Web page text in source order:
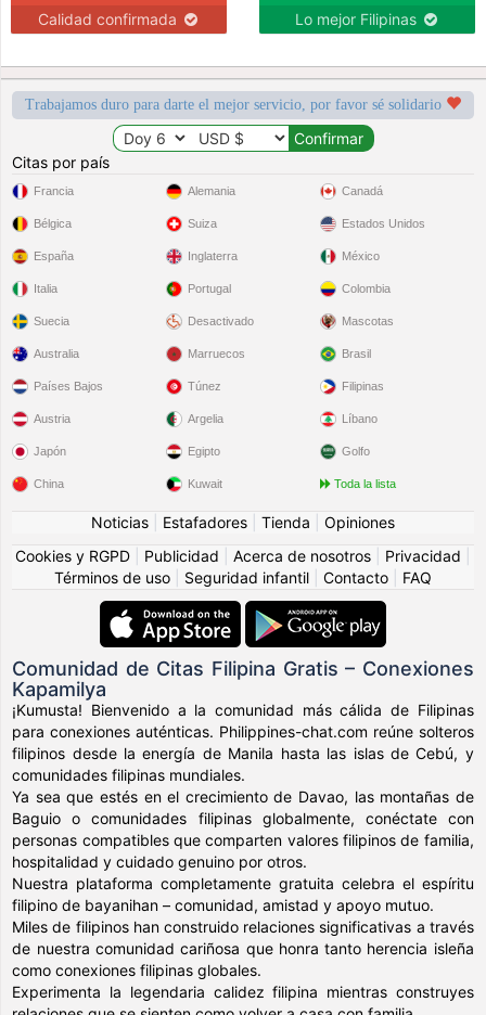
Calidad confirmada Lo mejor Filipinas
Trabajamos duro para darte el mejor servicio, por favor sé solidario
Citas por país
Francia
Bélgica
España
Italia
Suecia
Alemania
Suiza
Inglaterra
Portugal
Desactivado
Canadá
Estados Unidos
México
Colombia
Mascotas
Australia
Países Bajos
Austria
Japón
China
Marruecos
Túnez
Argelia
Egipto
Kuwait
Brasil
Filipinas
Líbano
Golfo
Toda la lista
Noticias Estafadores Tienda
Opiniones
Cookies y RGPD
Publicidad Acerca de nosotros Privacidad
Términos de uso
Seguridad infantil Contacto FAQ
Comunidad de Citas Filipina Gratis – Conexiones
Kapamilya
¡Kumusta! Bienvenido a la comunidad más cálida de Filipinas
para conexiones auténticas. Philippines-chat.com reúne solteros
filipinos desde la energía de Manila hasta las islas de Cebú, y
comunidades filipinas mundiales.
Ya sea que estés en el crecimiento de Davao, las montañas de
Baguio o comunidades filipinas globalmente, conéctate con
personas compatibles que comparten valores filipinos de familia,
hospitalidad y cuidado genuino por otros.
Nuestra plataforma completamente gratuita celebra el espíritu
filipino de bayanihan – comunidad, amistad y apoyo mutuo.
Miles de filipinos han construido relaciones significativas a través
de nuestra comunidad cariñosa que honra tanto herencia isleña
como conexiones filipinas globales.
Experimenta la legendaria calidez filipina mientras construyes